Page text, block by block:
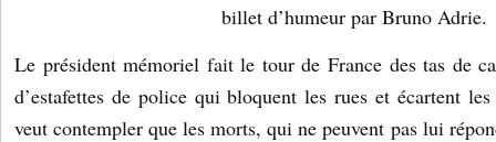
billet d’humeur par Bruno Adrie.
Le président mémoriel fait le tour de France des tas de
d’estafettes de police qui bloquent les rues et écartent
veut contempler que les morts, qui ne peuvent pas lui